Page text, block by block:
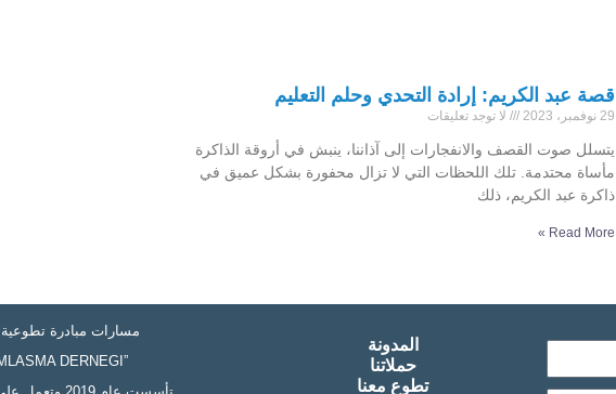
قصة عبد الكريم: إرادة التحدي وحلم التعليم
29 نوفمبر، 2023 لا توجد تعليقات
يتسلل صوت القصف والانفجارات إلى آذاننا، ينبش في أروقة الذاكرة
مأساة محتدمة. تلك اللحظات التي لا تزال محفورة بشكل عميق في
ذاكرة عبد الكريم، ذلك
Read More »
المدونة
حملاتنا
تطوع معنا
مسارات مبادرة
DERNEGI”